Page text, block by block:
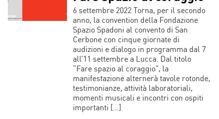
6 settembre 2022 Torna, per il secondo
anno, la convention della Fondazione
Spazio Spadoni al convento di San
Cerbone con cinque giornate di
audizioni e dialogo in programma dal 7
all’11 settembre a Lucca. Dal titolo
“Fare spazio al coraggio”, la
manifestazione alternerà tavole rotonde,
testimonianze, attività laboratoriali,
momenti musicali e incontri con ospiti
importanti […]